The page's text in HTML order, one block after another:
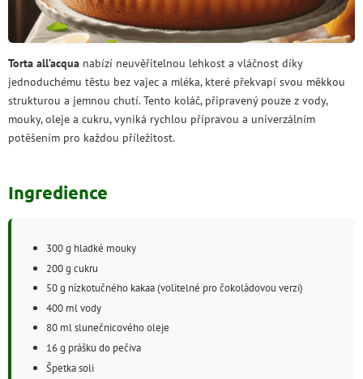
Torta all’acqua nabízí neuvěřitelnou lehkost a vláčnost díky
jednoduchému těstu bez vajec a mléka, které překvapí svou měkkou
strukturou a jemnou chutí. Tento koláč, připravený pouze z vody,
mouky, oleje a cukru, vyniká rychlou přípravou a univerzálním
potěšením pro každou příležitost.
Ingredience
300 g hladké mouky
200 g cukru
50 g nízkotučného kakaa (volitelné pro čokoládovou verzi)
400 ml vody
80 ml slunečnicového oleje
16 g prášku do pečiva
Špetka soli